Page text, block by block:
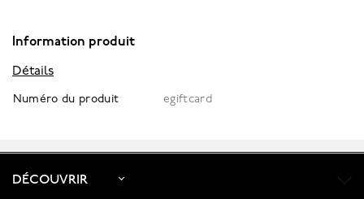
Information produit
Détails
Numéro du produit egiftcard
DÉCOUVRIR